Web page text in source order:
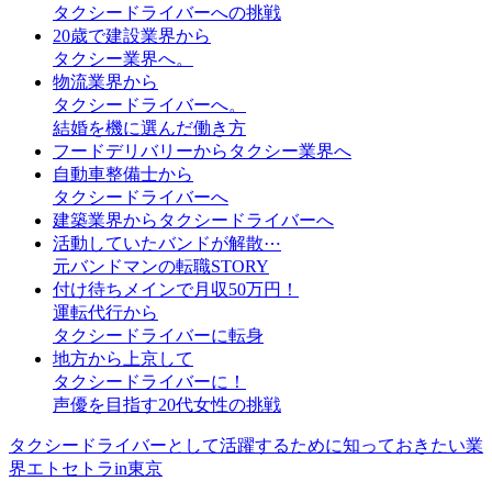
タクシードライバーへの挑戦
20歳で建設業界から
タクシー業界へ。
物流業界から
タクシードライバーへ。
結婚を機に選んだ働き方
フードデリバリーからタクシー業界へ
自動車整備士から
タクシードライバーへ
建築業界からタクシードライバーへ
活動していたバンドが解散⋯
元バンドマンの転職STORY
付け待ちメインで月収50万円！
運転代行から
タクシードライバーに転身
地方から上京して
タクシードライバーに！
声優を目指す20代女性の挑戦
タクシードライバーとして活躍するために知っておきたい業
界エトセトラin東京